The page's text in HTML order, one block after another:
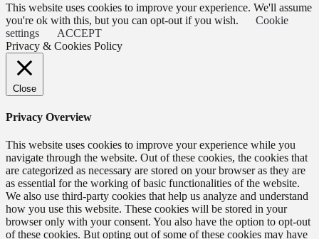
This website uses cookies to improve your experience. We'll assume
you're ok with this, but you can opt-out if you wish.
Cookie
settings
ACCEPT
Privacy & Cookies Policy
Close
Privacy Overview
This website uses cookies to improve your experience while you
navigate through the website. Out of these cookies, the cookies that
are categorized as necessary are stored on your browser as they are
as essential for the working of basic functionalities of the website.
We also use third-party cookies that help us analyze and understand
how you use this website. These cookies will be stored in your
browser only with your consent. You also have the option to opt-out
of these cookies. But opting out of some of these cookies may have